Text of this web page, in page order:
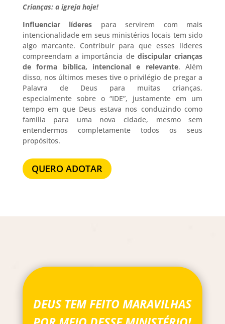
Crianças: a igreja hoje!
Influenciar líderes para servirem com mais
intencionalidade em seus ministérios locais tem sido
algo marcante. Contribuir para que esses líderes
compreendam a importância de discipular crianças
de forma bíblica, intencional e relevante. Além
disso, nos últimos meses tive o privilégio de pregar a
Palavra de Deus para muitas crianças,
especialmente sobre o “IDE”, justamente em um
tempo em que Deus estava nos conduzindo como
família para uma nova cidade, mesmo sem
entendermos completamente todos os seus
propósitos.
QUERO ADOTAR
DEUS TEM FEITO MARAVILHAS